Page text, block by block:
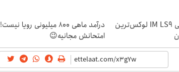
رونمایی رسمی IM LS9 لوکس‌ترین
درآمد ماهی 800 میلیونی رویا نیست!
امتحانش مجانیه😉